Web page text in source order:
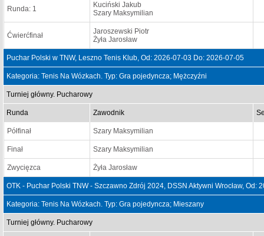
Runda: 1
Kuciński Jakub
Szary Maksymilian
Ćwierćfinał
Jaroszewski Piotr
Żyła Jarosław
Puchar Polski w TNW, Leszno Tenis Klub, Od: 2026-07-03 Do: 2026-07-05
Kategoria: Tenis Na Wózkach. Typ: Gra pojedyncza; Mężczyźni
Turniej główny. Pucharowy
Runda Zawodnik
Półfinał Szary Maksymilian
Finał Szary Maksymilian
Zwycięzca Żyła Jarosław
OTK - Puchar Polski TNW - Szczawno Zdrój 2024, DSSN Aktywni Wrocław, Od:
Kategoria: Tenis Na Wózkach. Typ: Gra pojedyncza; Mieszany
Turniej główny. Pucharowy